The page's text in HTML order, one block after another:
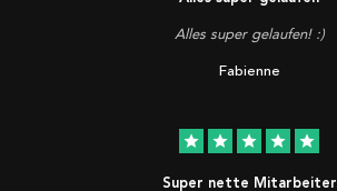
Alles super gelaufen! :)
Fabienne
star star star star star
Super nette Mitarbeiter